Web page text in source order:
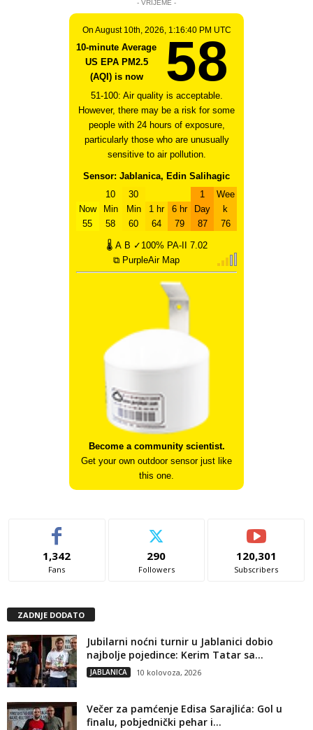
- VRIJEME -
On August 10th, 2026, 1:16:40 PM UTC
10-minute Average
US EPA PM2.5
(AQI) is now
58
51-100: Air quality is acceptable.
However, there may be a risk for some
people with 24 hours of exposure,
particularly those who are unusually
sensitive to air pollution.
Sensor: Jablanica, Edin Salihagic
Now
55
10
Min
58
30
Min
60
1 hr
64
6 hr
79
1
Day
87
Wee
k
76
🌡 A B ✓100% PA-II 7.02
⧉ PurpleAir Map
Become a community scientist.
Get your own outdoor sensor just like
this one.
1,342
Fans
290
Followers
120,301
Subscribers
ZADNJE DODATO
Jubilarni noćni turnir u Jablanici dobio
najbolje pojedince: Kerim Tatar sa...
JABLANICA 10 kolovoza, 2026
Večer za pamćenje Edisa Sarajlića: Gol u
finalu, pobjednički pehar i...